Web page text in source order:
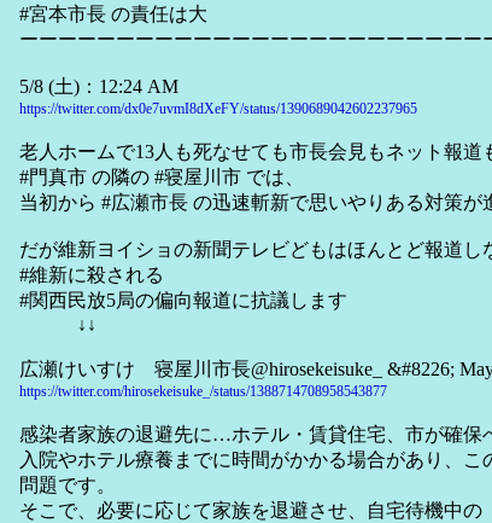
#宮本市長 の責任は大
ーーーーーーーーーーーーーーーーーーーーーーーー
5/8 (土)：12:24 AM
https://twitter.com/dx0e7uvmI8dXeFY/status/1390689042602237965
老人ホームで13人も死なせても市長会見もネット報道
#門真市 の隣の #寝屋川市 では、
当初から #広瀬市長 の迅速斬新で思いやりある対策が
だが維新ヨイショの新聞テレビどもはほんとど報道し
#維新に殺される
#関西民放5局の偏向報道に抗議します
↓↓
広瀬けいすけ 寝屋川市長@hirosekeisuke_ &#8226;
https://twitter.com/hirosekeisuke_/status/1388714708958543877
感染者家族の退避先に…ホテル・賃貸住宅、市が確保
入院やホテル療養までに時間がかかる場合があり、こ
問題です。
そこで、必要に応じて家族を退避させ、自宅待機中の